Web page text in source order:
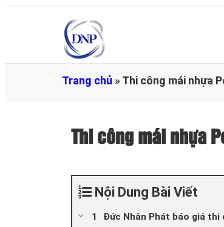
Trang chủ »Thi công mái nhựa
Thi công mái nhựa
Nội Dung Bài Viết
Đức Nhân Phát báo giá